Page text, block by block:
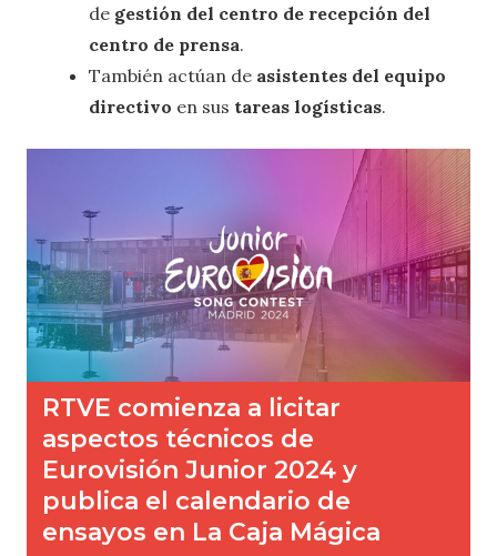
de gestión del centro de recepción del
centro de prensa.
También actúan de asistentes del equipo
directivo en sus tareas logísticas.